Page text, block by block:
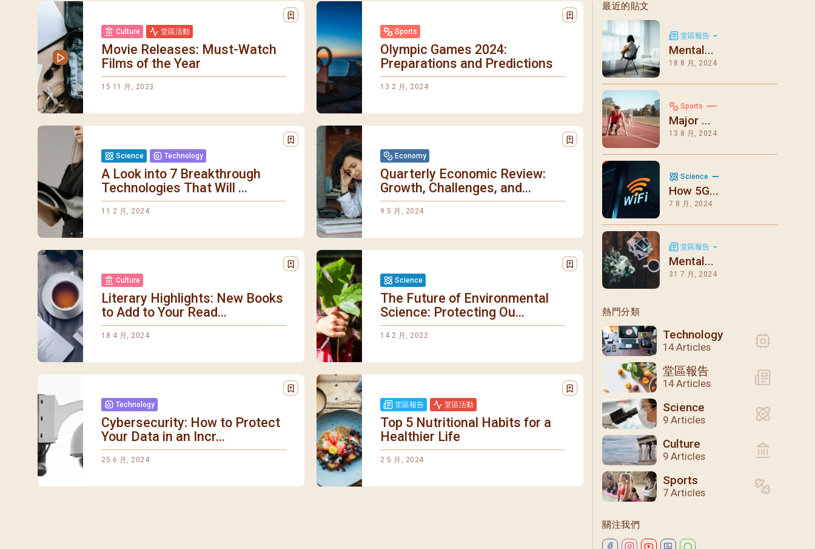
Culture 堂區活動
Movie Releases: Must-Watch
Films of the Year
15 11 月, 2023
Sports
Olympic Games 2024:
Preparations and Predictions
13 2 月, 2024
Science Technology
A Look into 7 Breakthrough
Technologies That Will ...
11 2 月, 2024
Economy
Quarterly Economic Review:
Growth, Challenges, and...
9 5 月, 2024
Culture
Literary Highlights: New Books
to Add to Your Read...
18 4 月, 2024
Science
The Future of Environmental
Science: Protecting Ou...
14 2 月, 2022
Technology
Cybersecurity: How to Protect
Your Data in an Incr...
25 6 月, 2024
堂區報告 堂區活動
Top 5 Nutritional Habits for a
Healthier Life
2 5 月, 2024
最近的貼文
堂區報告
Mental...
18 8 月, 2024
Sports
Major ...
13 8 月, 2024
Science
How 5G...
7 8 月, 2024
堂區報告
Mental...
31 7 月, 2024
熱門分類
Technology
14 Articles
堂區報告
14 Articles
Science
9 Articles
Culture
9 Articles
Sports
7 Articles
關注我們